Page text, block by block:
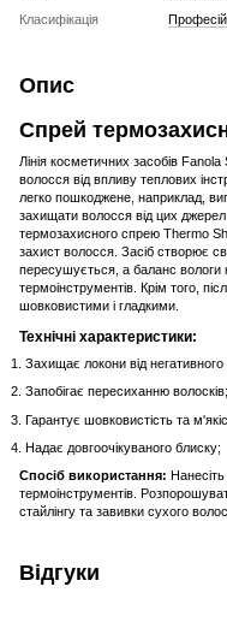
Класифікація
Опис
Спрей
Лінія косметичних засобів
волосся від впливу теплових
легко пошкоджене, наприклад,
захищати волосся від цих
термозахисного спрею Thermo
захист волосся. Засіб створює
пересушується, а баланс вологи
термоінструментів. Крім того,
шовковистими і гладкими.
Технічні характеристики:
Захищає локони від
Запобігає пересиханню волосків;
Гарантує шовковистість та
Надає довгоочікуваного блиску;
Спосіб використання:
термоінструментів.
стайлінгу та завивки сухого
Відгуки